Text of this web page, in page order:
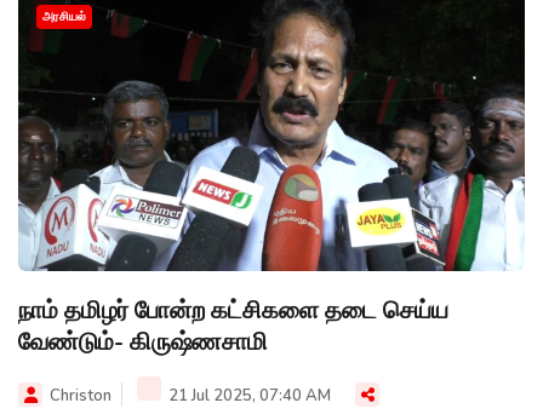
அரசியல்
நாம் தமிழர் போன்ற கட்சிகளை தடை செய்ய
வேண்டும்- கிருஷ்ணசாமி
Christon 21 Jul 2025, 07:40 AM